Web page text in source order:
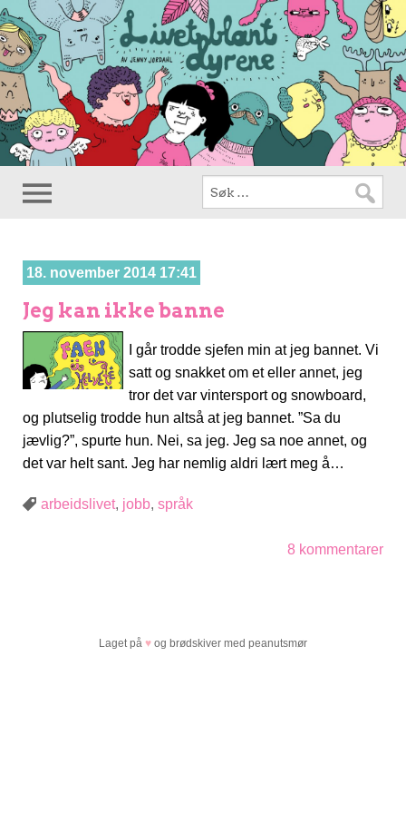
18. november 2014 17:41
Jeg kan ikke banne
I går trodde sjefen min at jeg bannet. Vi
satt og snakket om et eller annet, jeg
tror det var vintersport og snowboard,
og plutselig trodde hun altså at jeg bannet. ”Sa du
jævlig?”, spurte hun. Nei, sa jeg. Jeg sa noe annet, og
det var helt sant. Jeg har nemlig aldri lært meg å…
arbeidslivet, jobb, språk
8 kommentarer
Laget på ♥ og brødskiver med peanutsmør